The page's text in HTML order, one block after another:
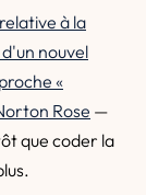
à la
nouvel
«
Rose —
que coder la